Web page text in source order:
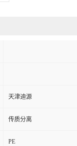
天津迪源
传质分离
PE